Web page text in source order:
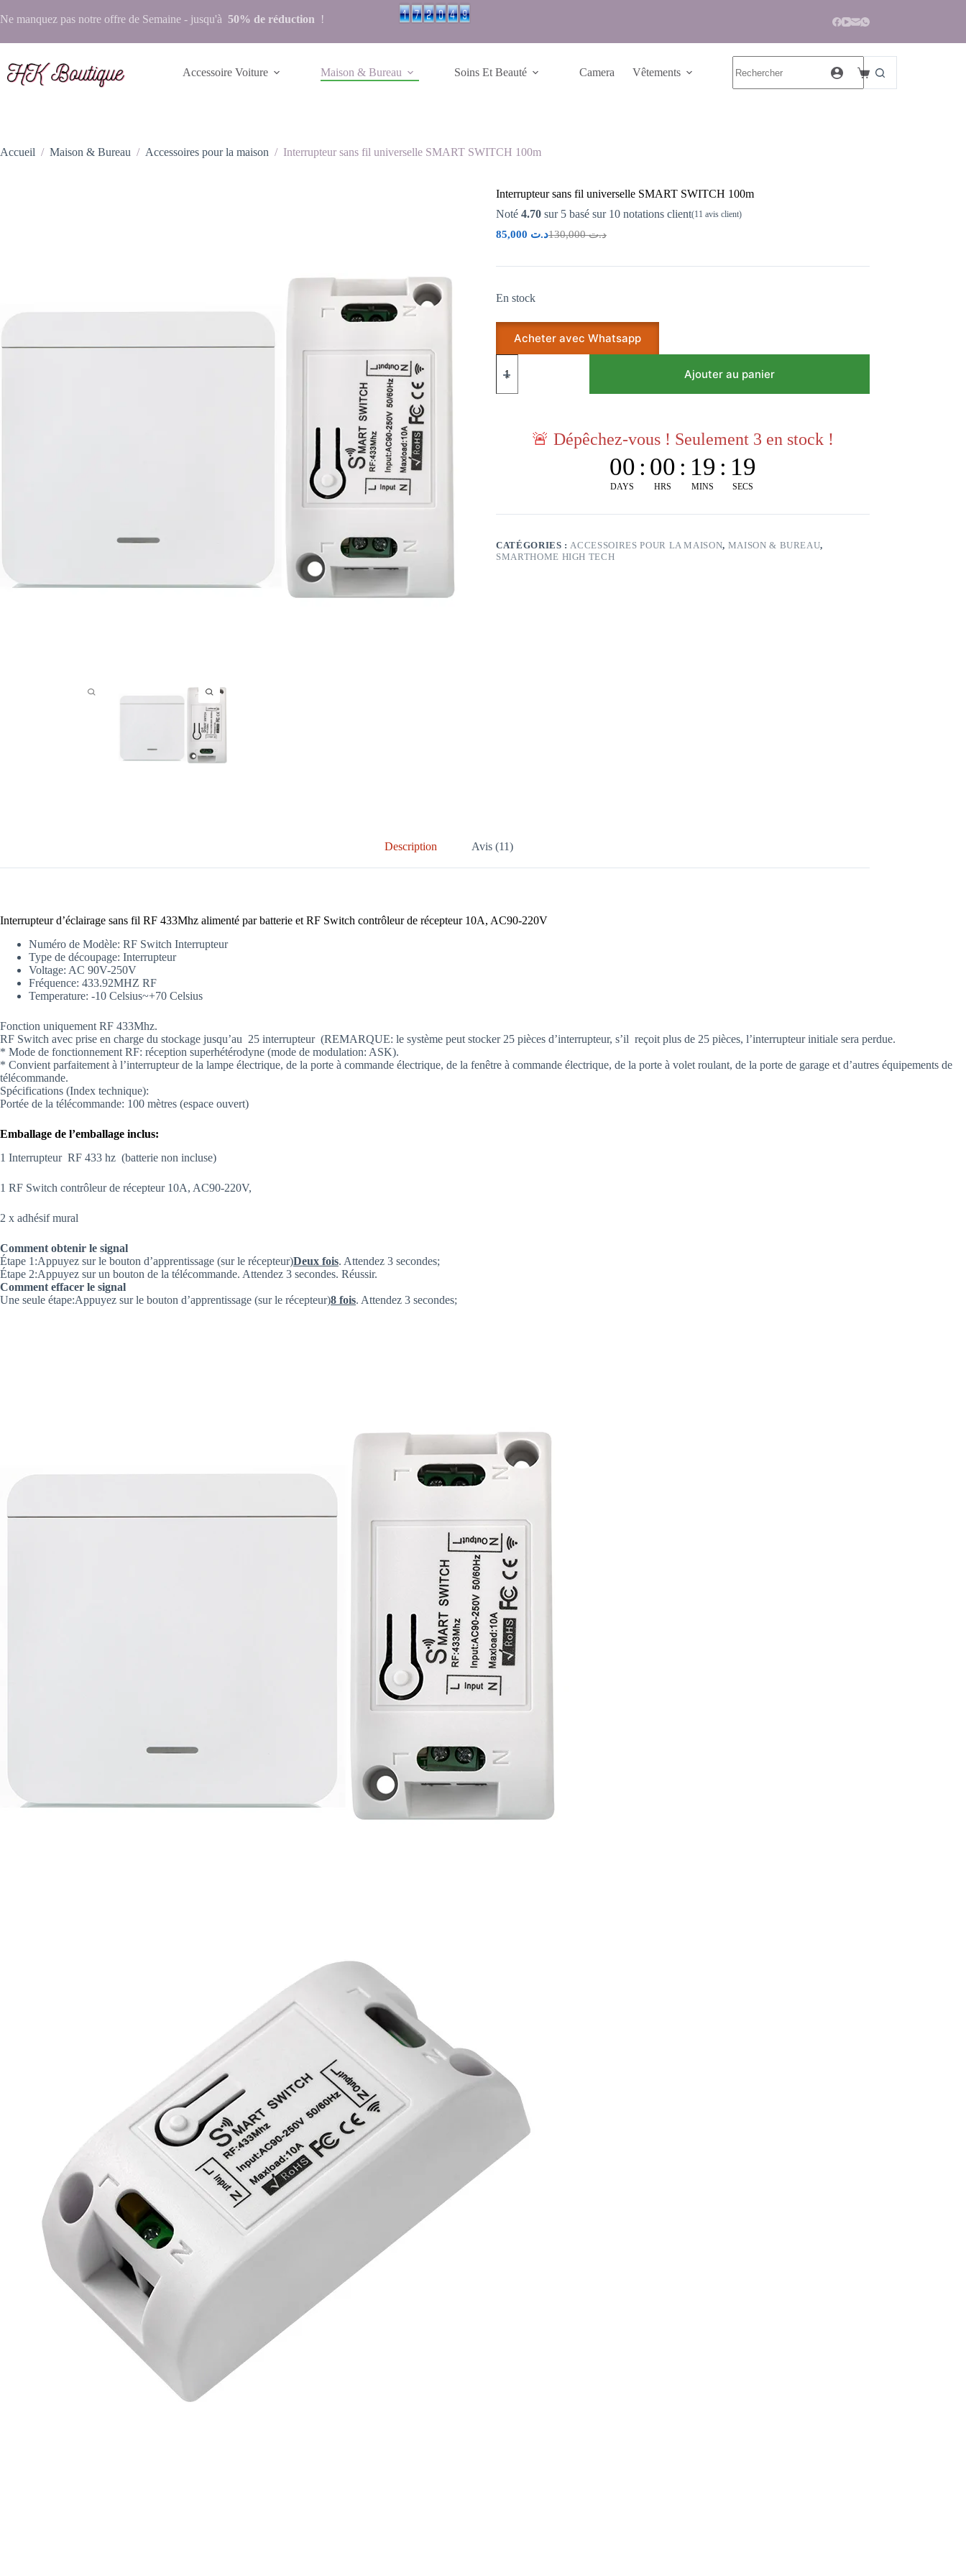
Ne manquez pas notre offre de Semaine - jusqu'à 50% de réduction !
Accessoire Voiture Maison & Bureau Soins Et Beauté Camera Vêtements
Accueil / Maison & Bureau / Accessoires pour la maison / Interrupteur sans fil universelle SMART SWITCH 100m
Interrupteur sans fil universelle SMART SWITCH 100m
Noté 4.70 sur 5 basé sur 10 notations client(11 avis client)
د.ت130,000 د.ت
En stock
Acheter avec Whatsapp
Ajouter au panier
🚨 Dépêchez-vous ! Seulement 3 en stock !
00
DAYS
: 00
HRS
: 19
MINS
: 18
SECS
CATÉGORIES :ACCESSOIRES POUR LA MAISON, MAISON & BUREAU,
SMARTHOME HIGH TECH
Description Avis (11)
Interrupteur d’éclairage sans fil RF 433Mhz alimenté par batterie etRF Switch contrôleur de récepteur 10A, AC90-220V
Numéro de Modèle: RF Switch Interrupteur
Type de découpage: Interrupteur
Voltage: AC 90V-250V
Fréquence: 433.92MHZ RF
Temperature: -10 Celsius~+70 Celsius
Fonction uniquement RF 433Mhz.
RF Switch avec prise en charge du stockage jusqu’au 25 interrupteur (REMARQUE: le système peut stocker 25 pièces d’interrupteur, s’il reçoit plus de 25 pièces, l’interrupteur initiale sera perdue.
* Mode de fonctionnement RF: réception superhétérodyne (mode de modulation: ASK).
* Convient parfaitement à l’interrupteur de la lampe électrique, de la porte à commande électrique, de la fenêtre à commande électrique, de la porte à volet roulant, de la porte de garage et d’autres équipements de
télécommande.
Spécifications (Index technique):
Portée de la télécommande: 100 mètres (espace ouvert)
Emballage de l’emballage inclus:
1 Interrupteur RF 433 hz (batterie non incluse)
1 RF Switch contrôleur de récepteur 10A, AC90-220V,
2 x adhésif mural
Comment obtenir le signal
Étape 1:Appuyez sur le bouton d’apprentissage (sur le récepteur)Deux fois. Attendez 3 secondes;
Étape 2:Appuyez sur un bouton de la télécommande. Attendez 3 secondes. Réussir.
Comment effacer le signal
Une seule étape:Appuyez sur le bouton d’apprentissage (sur le récepteur)8 fois. Attendez 3 secondes;